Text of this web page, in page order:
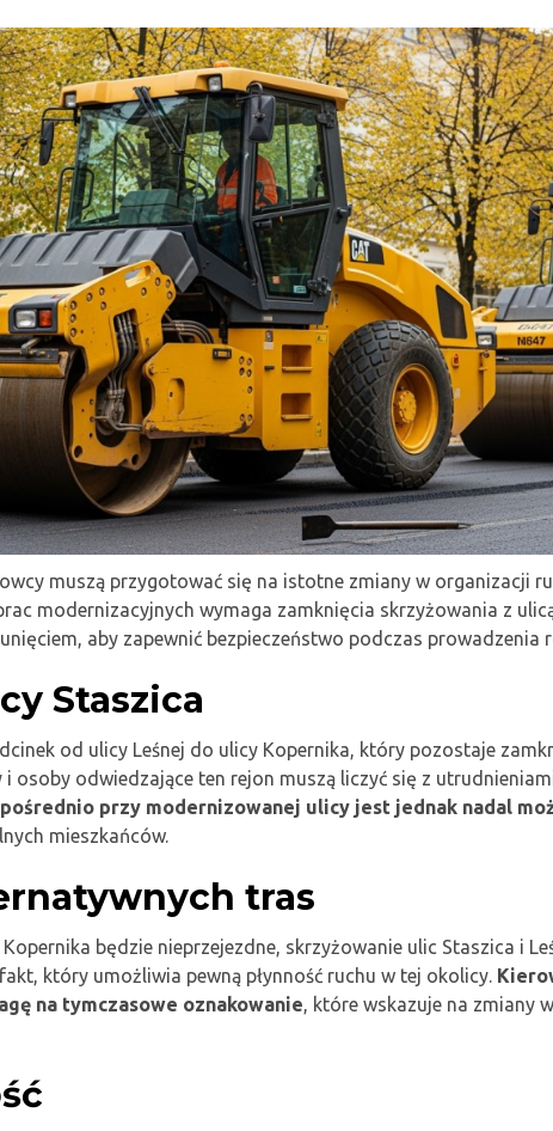
muszą przygotować się na istotne zmiany w organizacji
modernizacyjnych wymaga zamknięcia skrzyżowania z
aby zapewnić bezpieczeństwo podczas prowadzenia
Staszica
od ulicy Leśnej do ulicy Kopernika, który pozostaje
osoby odwiedzające ten rejon muszą liczyć się z
przy modernizowanej ulicy jest jednak nadal
mieszkańców.
tras
będzie nieprzejezdne, skrzyżowanie ulic Staszica i
który umożliwia pewną płynność ruchu w tej okolicy.
na tymczasowe oznakowanie, które wskazuje na zmiany w